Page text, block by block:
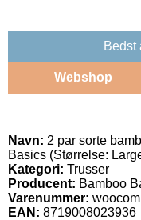
Bedst
Webshop
Navn: 2 par sorte
Basics (Størrelse:
Kategori: Trusser
Producent: Bamboo
Varenummer:
EAN: 8719008023936